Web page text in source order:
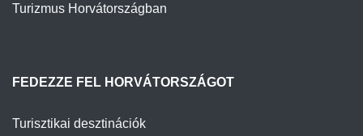
Turizmus Horvátországban
FEDEZZE FEL HORVÁTORSZÁGOT
Turisztikai desztinációk